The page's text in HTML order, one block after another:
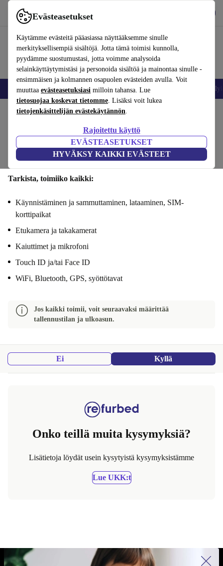
Evästeasetukset
Käytämme evästeitä pääasiassa näyttääksemme sinulle
merkityksellisempiä sisältöjä. Jotta tämä toimisi kunnolla,
pyydämme suostumustasi, jotta voimme analysoida
selainkäyttäytymistäsi ja personoida sisältöä ja mainontaa sinulle -
ensimmäisen ja kolmannen osapuolen evästeiden avulla. Voit
muuttaa evästeasetuksiasi milloin tahansa. Lue
tietosuojaa koskevat tietomme. Lisäksi voit lukea
tietojenkäsittelijän evästekäytännön.
Rajoitettu käyttö
EVÄSTEASETUKSET
HYVÄKSY KAIKKI EVÄSTEET
Käytä refurbed-palvelua nopeasti ja helposti
Matkapuhelimet ja älypuhelimet Kannettavat tietokoneet
Vaiheet 1/4
Toiminnallisuus Tekniset tiedot Tarjous Henkilötiedot
Tarkista, toimiiko kaikki:
Käynnistäminen ja sammuttaminen, lataaminen, SIM-
korttipaikat
Etukamera ja takakamerat
Kaiuttimet ja mikrofoni
Touch ID ja/tai Face ID
WiFi, Bluetooth, GPS, syöttötavat
Jos kaikki toimii, voit seuraavaksi määrittää
tallennustilan ja ulkoasun.
Ei Kyllä
Onko teillä muita kysymyksiä?
Lisätietoja löydät usein kysytyistä kysymyksistämme
Lue UKK:t